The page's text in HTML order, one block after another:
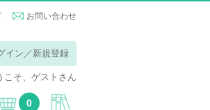
お問い合わせ
イン／新規登録
こそ、ゲストさん
0